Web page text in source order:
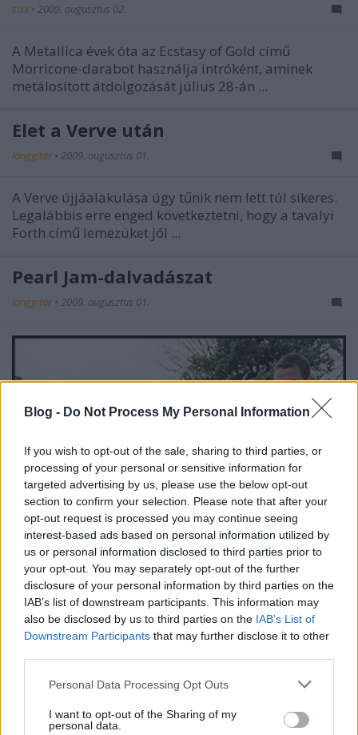
Blog - Do Not Process My Personal Information
If you wish to opt-out of the sale, sharing to third parties, or
processing of your personal or sensitive information for
targeted advertising by us, please use the below opt-out
section to confirm your selection. Please note that after your
opt-out request is processed you may continue seeing
interest-based ads based on personal information utilized by
us or personal information disclosed to third parties prior to
your opt-out. You may separately opt-out of the further
disclosure of your personal information by third parties on the
IAB’s list of downstream participants. This information may
also be disclosed by us to third parties on the IAB’s List of
Downstream Participants that may further disclose it to other
Please note that this website/app uses one or more Google
not limited to your visit or usage behaviour. You may click to
grant or deny consent to Google and its third-party tags to
Personal Data Processing Opt Outs
I want to opt-out of the Sharing of my
personal data.
sixx • 2009. augusztus 02.
A Metallica évek óta az Ecstasy of Gold című
Morricone-darabot használja intróként, aminek
metálosított átdolgozását július 28-án ...
Élet a Verve után
lánggitár • 2009. augusztus 01.
A Verve újjáalakulása úgy tűnik nem lett túl sikeres.
Legalábbis erre enged következtetni, hogy a tavalyi
Forth című lemezüket jól ...
Pearl Jam-dalvadászat
lánggitár • 2009. augusztus 01.